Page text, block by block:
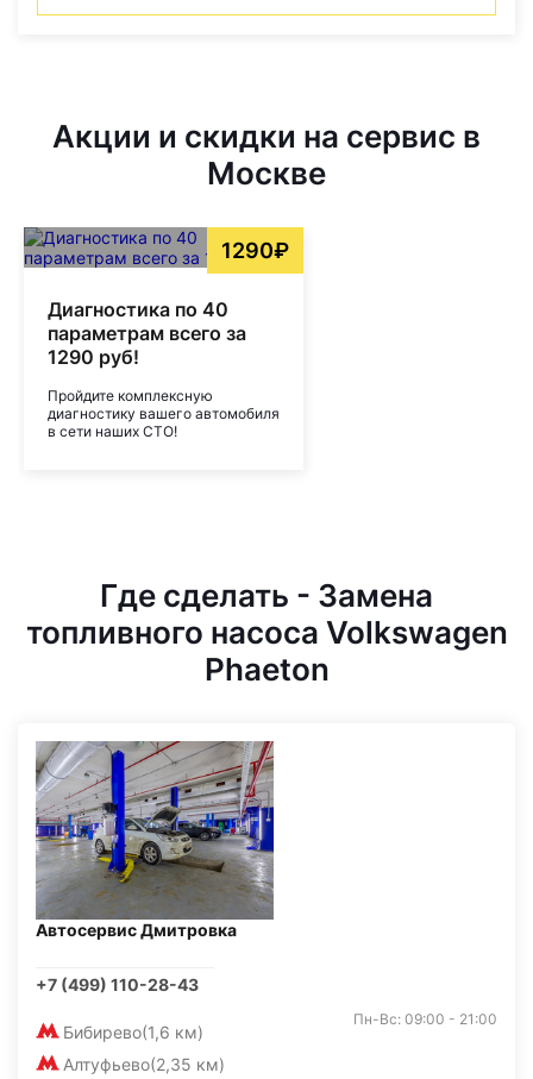
Акции и скидки на сервис в
Москве
1290₽
Диагностика по 40
параметрам всего за
1290 руб!
Пройдите комплексную
диагностику вашего автомобиля
в сети наших СТО!
Где сделать - Замена
топливного насоса Volkswagen
Phaeton
Автосервис Дмитровка
+7 (499) 110-28-43
Бибирево(1,6 км)
Алтуфьево(2,35 км)
Пн-Вс: 09:00 - 21:00